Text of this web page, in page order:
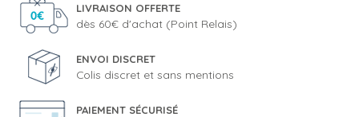
LIVRAISON OFFERTE
dès 60€ d'achat (Point Relais)
ENVOI DISCRET
Colis discret et sans mentions
PAIEMENT SÉCURISÉ